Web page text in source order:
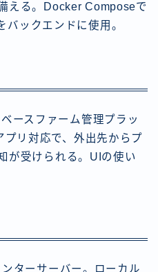
える。Docker Composeで
ックエンドに使用。
ースファーム管理プラッ
リ対応で、外出先からプ
が受けられる。UIの使い
ターサーバー。ローカル